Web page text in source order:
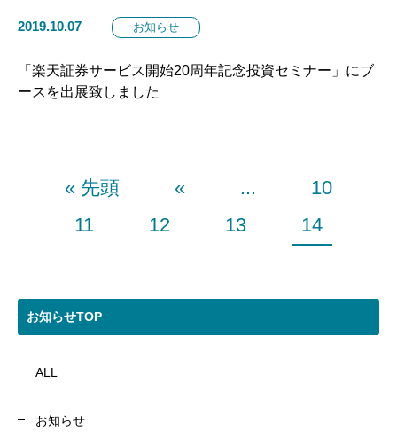
お知らせTOP
ALL
お知らせ
2019.10.07 お知らせ
「楽天証券サービス開始20周年記念投資セミナー」にブ
ースを出展致しました
« 先頭 « ...
10
11
12 13 14